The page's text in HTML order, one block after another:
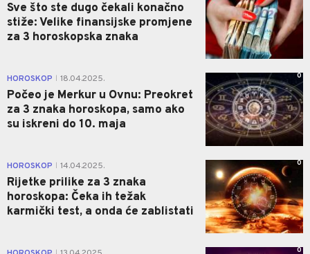
Sve što ste dugo čekali konačno
stiže: Velike finansijske promjene
za 3 horoskopska znaka
HOROSKOP 18.04.2025.
Počeo je Merkur u Ovnu: Preokret
za 3 znaka horoskopa, samo ako
su iskreni do 10. maja
0
HOROSKOP 14.04.2025.
Rijetke prilike za 3 znaka
horoskopa: Čeka ih težak
karmički test, a onda će zablistati
0
0